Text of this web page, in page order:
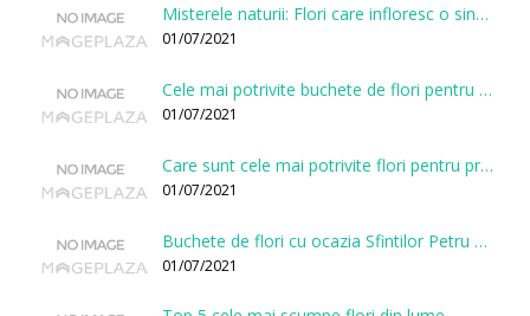
Misterele naturii: Flori care infloresc o singura data la cateva sute de ani
01/07/2021
Cele mai potrivite buchete de flori pentru onomastici
01/07/2021
Care sunt cele mai potrivite flori pentru prima intalnire?
01/07/2021
Buchete de flori cu ocazia Sfintilor Petru si Pavel
01/07/2021